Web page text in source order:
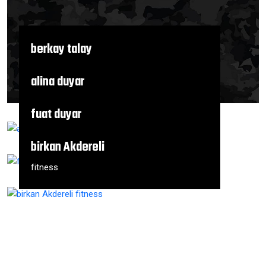
berkay talay
alina duyar
fuat duyar
birkan Akdereli
fitness